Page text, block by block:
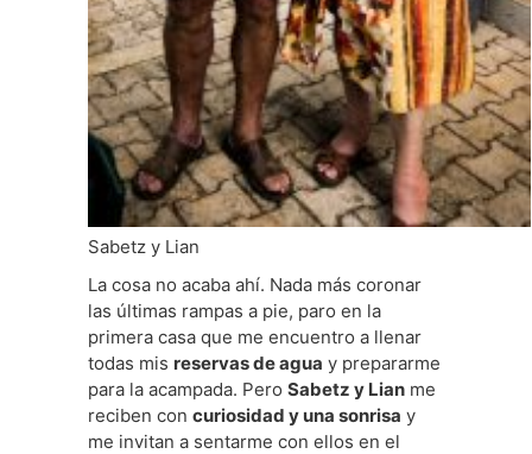
Sabetz y Lian
La cosa no acaba ahí. Nada más coronar
las últimas rampas a pie, paro en la
primera casa que me encuentro a llenar
todas mis reservas de agua y prepararme
para la acampada. Pero Sabetz y Lian me
reciben con curiosidad y una sonrisa y
me invitan a sentarme con ellos en el